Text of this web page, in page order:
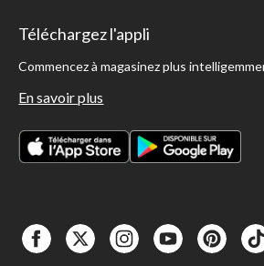
Téléchargez l'appli
Commencez à magasinez plus
En savoir plus